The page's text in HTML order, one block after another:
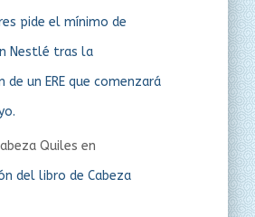
pide el mínimo de
Nestlé tras la
de un ERE que comenzará
Quiles en
del libro de Cabeza